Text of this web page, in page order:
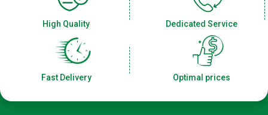
High Quality Dedicated Service
Fast Delivery Optimal prices